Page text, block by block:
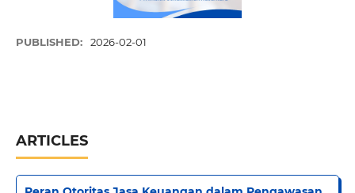
PUBLISHED: 2026-02-01
ARTICLES